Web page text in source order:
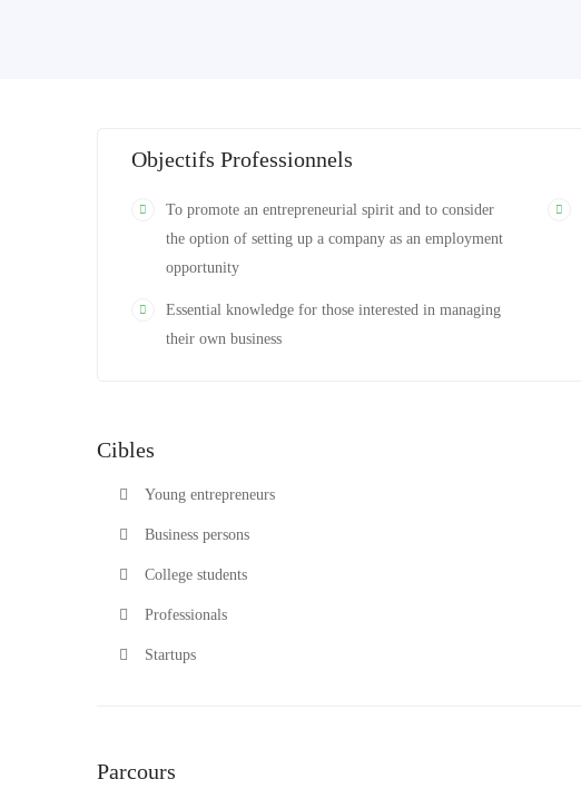
Objectifs Professionnels
To promote an entrepreneurial spirit and to consider
the option of setting up a company as an employment
opportunity
Essential knowledge for those interested in managing
their own business
Cibles
Young entrepreneurs
Business persons
College students
Professionals
Startups
Parcours